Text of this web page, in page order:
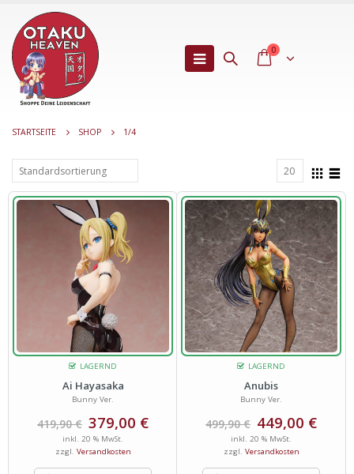
0
STARTSEITE SHOP 1/4
LAGERND
Ai Hayasaka
Bunny Ver.
419,90€ 379,00 €
inkl. 20 % MwSt.
zzgl. Versandkosten
LAGERND
Anubis
Bunny Ver.
499,90€ 449,00 €
inkl. 20 % MwSt.
zzgl. Versandkosten